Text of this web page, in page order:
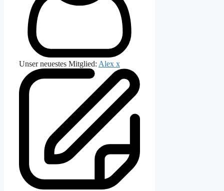
Unser neuestes Mitglied: Alex x